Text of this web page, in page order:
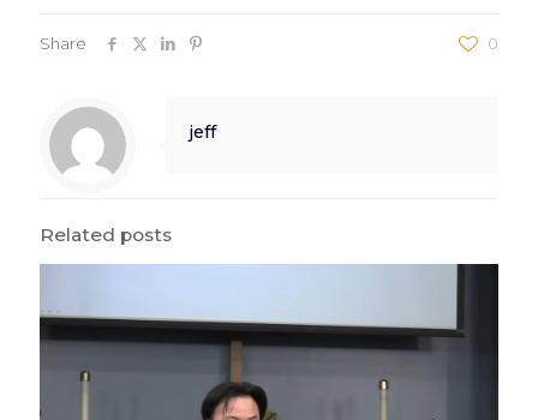
Share 0
jeff
Related posts